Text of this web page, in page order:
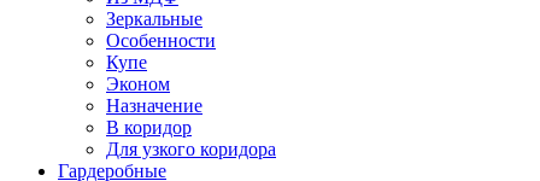
Зеркальные
Особенности
Купе
Эконом
Назначение
В коридор
Для узкого коридора
Гардеробные